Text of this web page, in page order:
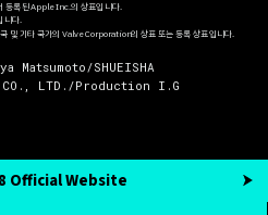
등록된 Apple Inc.의 상표입니다.
니다.
기타 국가의 Valve Corporation의 상표 또는 등록 상표입니다.
SHUEISHA
CO., LTD./Production I.G
Official Website